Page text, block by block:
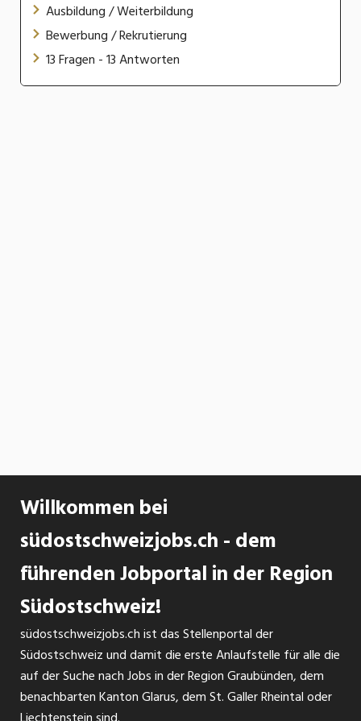
Ausbildung / Weiterbildung
Bewerbung / Rekrutierung
13 Fragen - 13 Antworten
Willkommen bei
südostschweizjobs.ch - dem
führenden Jobportal in der Region
Südostschweiz!
südostschweizjobs.ch ist das Stellenportal der
Südostschweiz und damit die erste Anlaufstelle für alle die
auf der Suche nach Jobs in der Region Graubünden, dem
benachbarten Kanton Glarus, dem St. Galler Rheintal oder